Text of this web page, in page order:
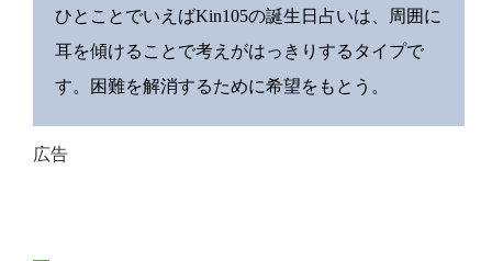
ひとことでいえばKin105の誕生日占いは、周囲に
耳を傾けることで考えがはっきりするタイプで
す。困難を解消するために希望をもとう。
広告